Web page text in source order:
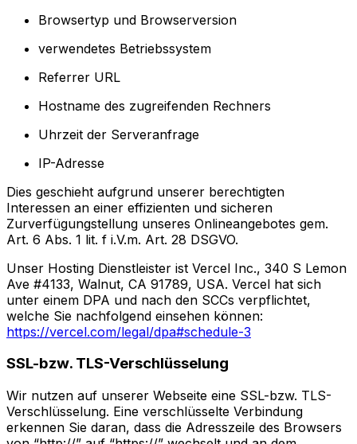
Browsertyp und Browserversion
verwendetes Betriebssystem
Referrer URL
Hostname des zugreifenden Rechners
Uhrzeit der Serveranfrage
IP-Adresse
Dies geschieht aufgrund unserer berechtigten
Interessen an einer effizienten und sicheren
Zurverfügungstellung unseres Onlineangebotes gem.
Art. 6 Abs. 1 lit. f i.V.m. Art. 28 DSGVO.
Unser Hosting Dienstleister ist Vercel Inc., 340 S Lemon
Ave #4133, Walnut, CA 91789, USA. Vercel hat sich
unter einem DPA und nach den SCCs verpflichtet,
welche Sie nachfolgend einsehen können:
https://vercel.com/legal/dpa#schedule-3
SSL-bzw. TLS-Verschlüsselung
Wir nutzen auf unserer Webseite eine SSL-bzw. TLS-
Verschlüsselung. Eine verschlüsselte Verbindung
erkennen Sie daran, dass die Adresszeile des Browsers